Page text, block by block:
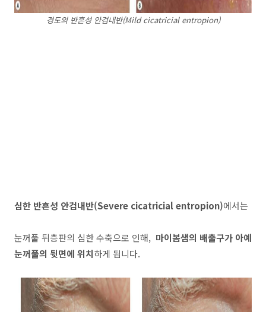
경도의 반흔성 안검내반(Mild cicatricial entropion)
심한 반흔성 안검내반(Severe cicatricial entropion)에서는
눈꺼풀 뒤층판의 심한 수축으로 인해, 마이봄샘의 배출구가 아예
눈꺼풀의 뒷면에 위치하게 됩니다.